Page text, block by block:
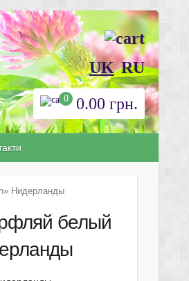
UK RU
0 0.00 грн.
Нидерланды
белый